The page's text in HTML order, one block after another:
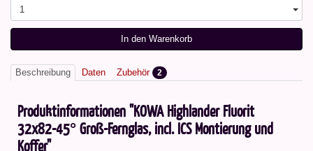
1
In den Warenkorb
Beschreibung Daten Zubehör 2
Produktinformationen "KOWA Highlander Fluorit
32x82-45° Groß-Fernglas, incl. ICS Montierung und
Koffer"